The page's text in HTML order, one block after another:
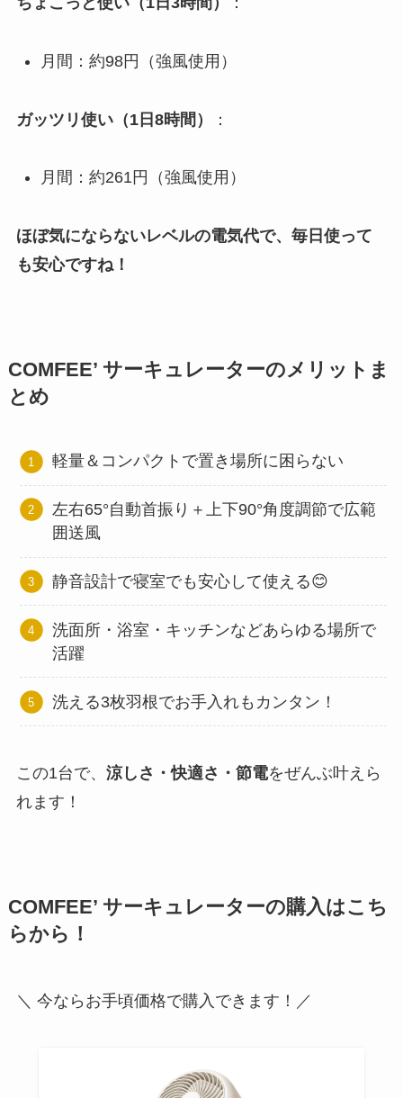
月間：約98円（強風使用）
ガッツリ使い（1日8時間） ：
月間：約261円（強風使用）
ほぼ気にならないレベルの電気代で、毎日使って
も安心ですね！
COMFEE’ サーキュレーターのメリットま
とめ
軽量＆コンパクトで置き場所に困らない
左右65°自動首振り＋上下90°角度調節で広範
囲送風
静音設計で寝室でも安心して使える😊
洗面所・浴室・キッチンなどあらゆる場所で
活躍
洗える3枚羽根でお手入れもカンタン！
この1台で、 涼しさ・快適さ・節電をぜんぶ叶えら
れます！
COMFEE’ サーキュレーターの購入はこち
らから！
＼ 今ならお手頃価格で購入できます！／